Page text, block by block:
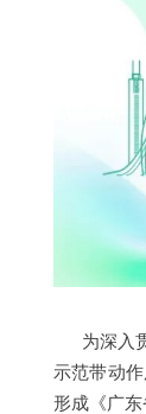
为深入
示范带动
形成《广东